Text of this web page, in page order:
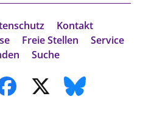
Kontakt
Freie Stellen
Service
Suche